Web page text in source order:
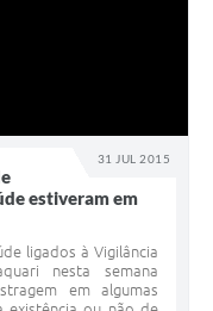
31 JUL 2015
estiveram em
ligados à Vigilância
nesta semana
em algumas